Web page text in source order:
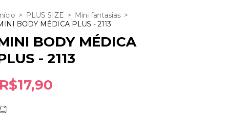
> PLUS SIZE > Mini fantasias >
BODY MÉDICA PLUS - 2113
BODY MÉDICA
- 2113
R$17,90